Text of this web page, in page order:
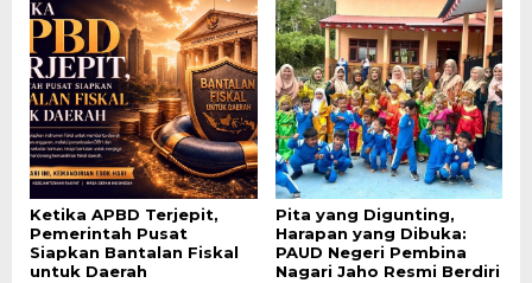
Ketika APBD Terjepit,
Pemerintah Pusat
Siapkan Bantalan Fiskal
untuk Daerah
Pita yang Digunting,
Harapan yang Dibuka:
PAUD Negeri Pembina
Nagari Jaho Resmi Berdiri